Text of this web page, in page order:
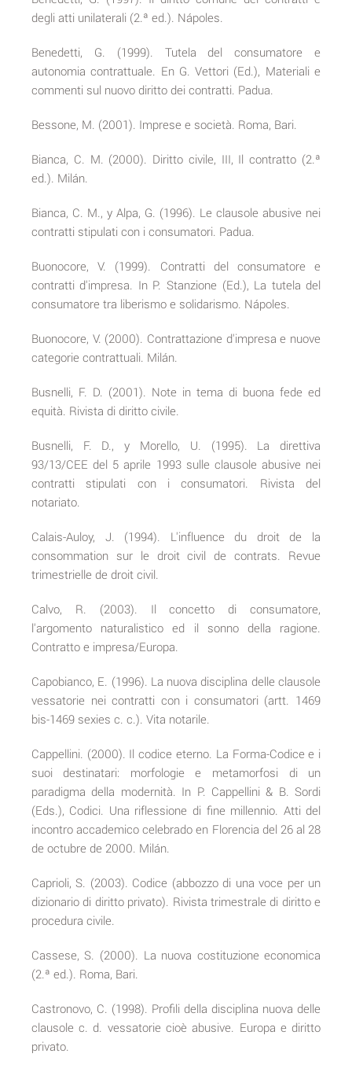
degli atti unilaterali (2.ª ed.). Nápoles.
Benedetti, G. (1999). Tutela del consumatore e
autonomia contrattuale. En G. Vettori (Ed.), Materiali e
commenti sul nuovo diritto dei contratti. Padua.
Bessone, M. (2001). Imprese e società. Roma, Bari.
Bianca, C. M. (2000). Diritto civile, III, Il contratto (2.ª
ed.). Milán.
Bianca, C. M., y Alpa, G. (1996). Le clausole abusive nei
contratti stipulati con i consumatori. Padua.
Buonocore, V. (1999). Contratti del consumatore e
contratti d'impresa. In P. Stanzione (Ed.), La tutela del
consumatore tra liberismo e solidarismo. Nápoles.
Buonocore, V. (2000). Contrattazione d'impresa e nuove
categorie contrattuali. Milán.
Busnelli, F. D. (2001). Note in tema di buona fede ed
equità. Rivista di diritto civile.
Busnelli, F. D., y Morello, U. (1995). La direttiva
93/13/CEE del 5 aprile 1993 sulle clausole abusive nei
contratti stipulati con i consumatori. Rivista del
notariato.
Calais-Auloy, J. (1994). L'influence du droit de la
consommation sur le droit civil de contrats. Revue
trimestrielle de droit civil.
Calvo, R. (2003). Il concetto di consumatore,
l'argomento naturalistico ed il sonno della ragione.
Contratto e impresa/Europa.
Capobianco, E. (1996). La nuova disciplina delle clausole
vessatorie nei contratti con i consumatori (artt. 1469
bis-1469 sexies c. c.). Vita notarile.
Cappellini. (2000). Il codice eterno. La Forma-Codice e i
suoi destinatari: morfologie e metamorfosi di un
paradigma della modernità. In P. Cappellini & B. Sordi
(Eds.), Codici. Una riflessione di fine millennio. Atti del
incontro accademico celebrado en Florencia del 26 al 28
de octubre de 2000. Milán.
Caprioli, S. (2003). Codice (abbozzo di una voce per un
dizionario di diritto privato). Rivista trimestrale di diritto e
procedura civile.
Cassese, S. (2000). La nuova costituzione economica
(2.ª ed.). Roma, Bari.
Castronovo, C. (1998). Profili della disciplina nuova delle
clausole c. d. vessatorie cioè abusive. Europa e diritto
privato.